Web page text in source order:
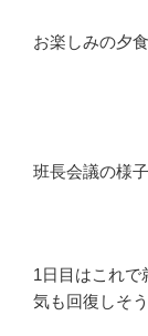
お楽しみの夕
班長会議の様子
1日目はこれで
気も回復しそ